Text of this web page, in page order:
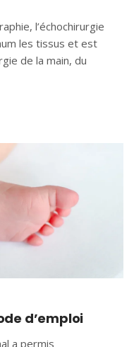
l’échochirurgie
les tissus et est
de la main, du
d’emploi
a permis